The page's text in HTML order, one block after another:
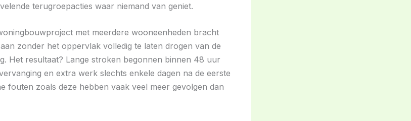
terugroepacties waar niemand van geniet.
met meerdere wooneenheden bracht
zonder het oppervlak volledig te laten drogen van de
Het resultaat? Lange stroken begonnen binnen 48 uur
en extra werk slechts enkele dagen na de eerste
fouten zoals deze hebben vaak veel meer gevolgen dan